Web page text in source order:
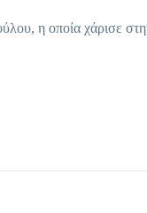
η οποία χάρισε